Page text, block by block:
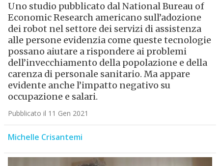
Uno studio pubblicato dal National Bureau of
Economic Research americano sull’adozione
dei robot nel settore dei servizi di assistenza
alle persone evidenzia come queste tecnologie
possano aiutare a rispondere ai problemi
dell’invecchiamento della popolazione e della
carenza di personale sanitario. Ma appare
evidente anche l’impatto negativo su
occupazione e salari.
Pubblicato il 11 Gen 2021
Michelle Crisantemi